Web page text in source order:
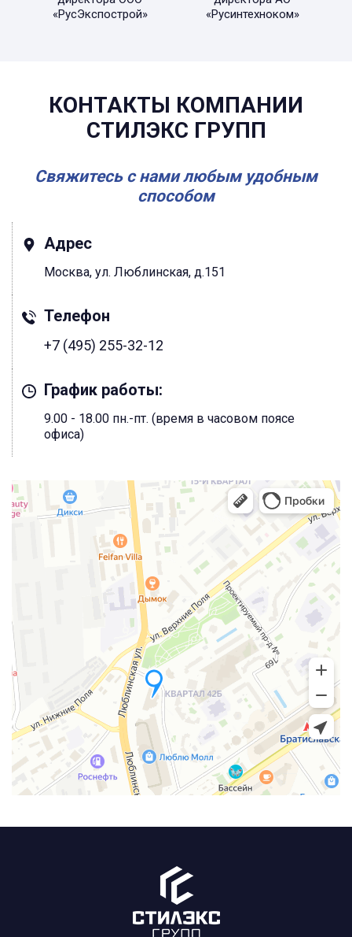
«РусЭкспострой»
«Русинтехноком»
КОНТАКТЫ КОМПАНИИ
СТИЛЭКС ГРУПП
Свяжитесь с нами любым удобным
способом
Адрес
Москва, ул. Люблинская, д.151
Телефон
+7 (495) 255-32-12
График работы:
9.00 - 18.00 пн.-пт. (время в часовом поясе
офиса)